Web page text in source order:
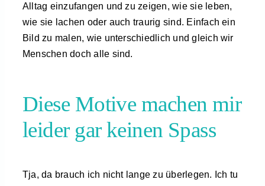
Alltag einzufangen und zu zeigen, wie sie leben,
wie sie lachen oder auch traurig sind. Einfach ein
Bild zu malen, wie unterschiedlich und gleich wir
Menschen doch alle sind.
Diese Motive machen mir
leider gar keinen Spass
Tja, da brauch ich nicht lange zu überlegen. Ich tu